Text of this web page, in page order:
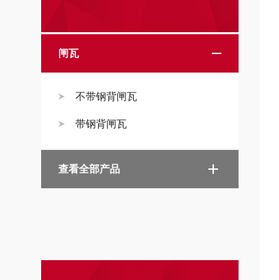
闸瓦
不带钢背闸瓦
带钢背闸瓦
查看全部产品